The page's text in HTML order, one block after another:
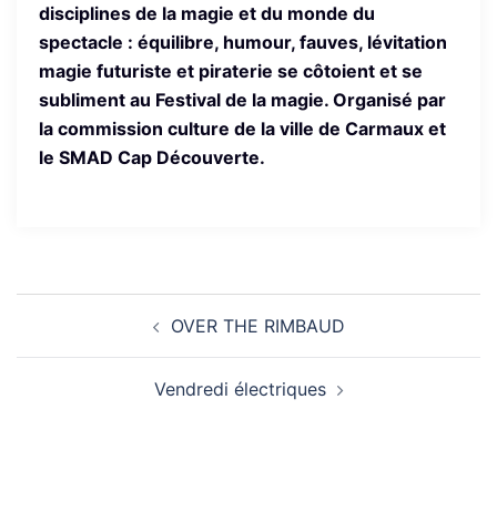
disciplines de la magie et du monde du
spectacle : équilibre, humour, fauves, lévitation
magie futuriste et piraterie se côtoient et se
subliment au Festival de la magie. Organisé par
la commission culture de la ville de Carmaux et
le SMAD Cap Découverte.
OVER THE RIMBAUD
Vendredi électriques